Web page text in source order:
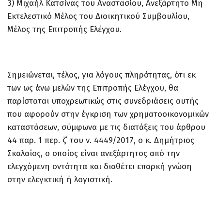
3) Μιχαήλ Κατσίνας του Αναστασίου, Ανεξάρτητο Μη
Εκτελεστικό Μέλος του Διοικητικού Συμβουλίου,
Μέλος της Επιτροπής Ελέγχου.
Σημειώνεται, τέλος, για λόγους πληρότητας, ότι εκ
των ως άνω μελών της Επιτροπής Ελέγχου, θα
παρίσταται υποχρεωτικώς στις συνεδριάσεις αυτής
που αφορούν στην έγκριση των χρηματοοικονομικών
καταστάσεων, σύμφωνα με τις διατάξεις του άρθρου
44 παρ. 1 περ. ζ΄ του ν. 4449/2017, ο κ. Δημήτριος
Σκαλαίος, ο οποίος είναι ανεξάρτητος από την
ελεγχόμενη οντότητα και διαθέτει επαρκή γνώση
στην ελεγκτική ή λογιστική.